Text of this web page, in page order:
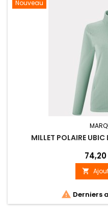
Nouveau
MILLET POLAIRE

 Derniers